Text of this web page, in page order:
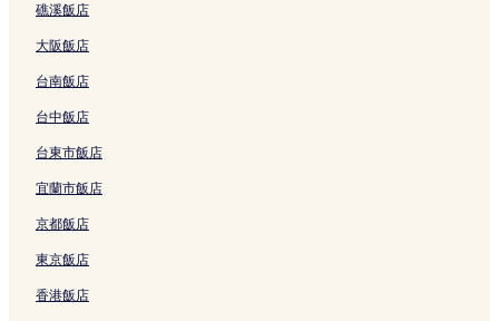
連
結
n
S
t
a
i
n
的
連
結
t
的
連
結
結
的
連
結
n
的
連
結
u
a
l
i
n
連
結
u
a
l
i
n
連
結
礁溪飯店
大阪飯店
台南飯店
台中飯店
台東市飯店
宜蘭市飯店
京都飯店
東京飯店
香港飯店